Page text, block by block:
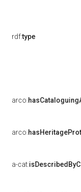
rdf:type
arco:
arco:
a-cat: